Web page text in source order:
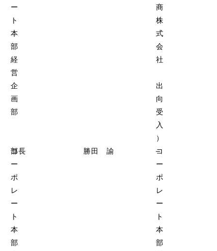
ー
ト
本
部
経
営
企
画
部
商
株
式
会
社
出
向
受
入
）
コ
ー
ポ
レ
ー
ト
本
部
部長 勝田 諭
コ
ー
ポ
レ
ー
ト
本
部
–